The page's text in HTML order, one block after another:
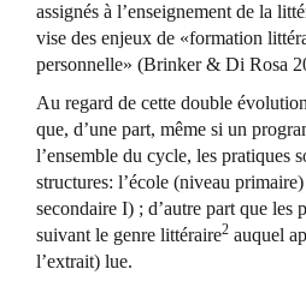
assignés à l’enseignement de la
vise des enjeux de «formation
personnelle» (Brinker & Di Rosa
Au regard de cette double
que, d’une part, même si un
l’ensemble du cycle, les pratiques
structures: l’école (niveau
secondaire I) ; d’autre part que les
suivant le genre littéraire2 auquel
l’extrait) lue.